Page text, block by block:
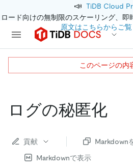
📣 TiDB Cloud
ード向けの無制限のスケーリング、
原文はこちらからご覧
ログの秘匿化
貢献
Markdown
Markdownで表示
このページの内